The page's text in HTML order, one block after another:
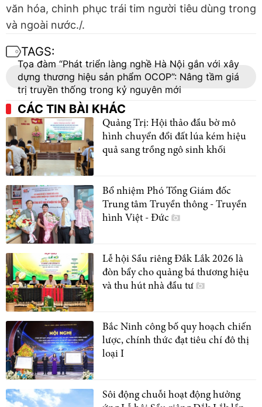
văn hóa, chinh phục trái tim người tiêu dùng trong
và ngoài nước./.
TAGS:
Tọa đàm “Phát triển làng nghề Hà Nội gắn với xây
dựng thương hiệu sản phẩm OCOP”: Nâng tầm giá
trị truyền thống trong kỷ nguyên mới
CÁC TIN BÀI KHÁC
Quảng Trị: Hội thảo đầu bờ mô
hình chuyển đổi đất lúa kém hiệu
quả sang trồng ngô sinh khối
Bổ nhiệm Phó Tổng Giám đốc
Trung tâm Truyền thông - Truyền
hình Việt - Đức
Lễ hội Sầu riêng Đắk Lắk 2026 là
đòn bẩy cho quảng bá thương hiệu
và thu hút nhà đầu tư
Bắc Ninh công bố quy hoạch chiến
lược, chính thức đạt tiêu chí đô thị
loại I
Sôi động chuỗi hoạt động hưởng